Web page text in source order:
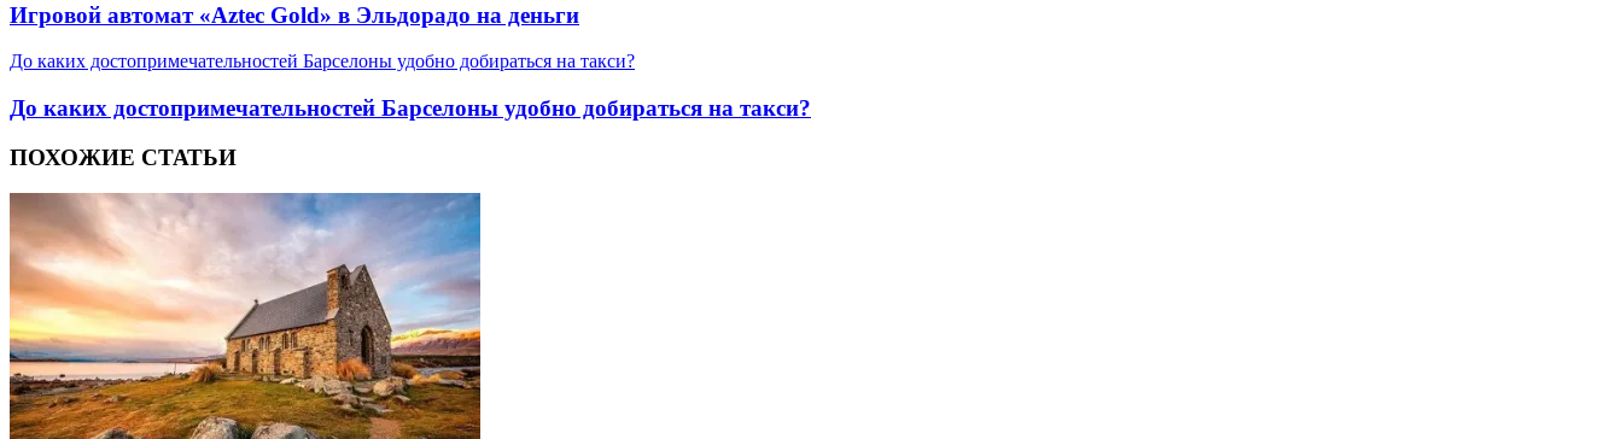
Игровой автомат «Aztec Gold» в Эльдорадо на деньги
До каких достопримечательностей Барселоны удобно добираться на такси?
До каких достопримечательностей Барселоны удобно добираться на такси?
ПОХОЖИЕ СТАТЬИ